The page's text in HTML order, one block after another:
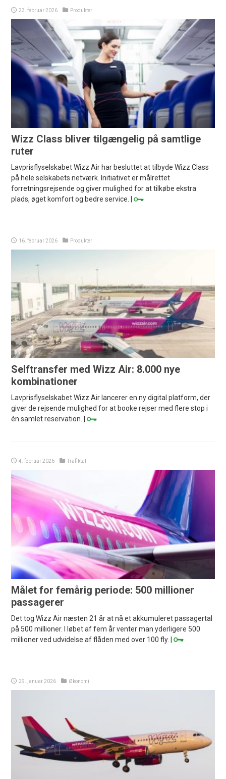
23. februar 2026 Produkter
Wizz Class bliver tilgængelig på samtlige
ruter
Lavprisflyselskabet Wizz Air har besluttet at tilbyde Wizz Class
på hele selskabets netværk. Initiativet er målrettet
forretningsrejsende og giver mulighed for at tilkøbe ekstra
plads, øget komfort og bedre service. |
16. februar 2026 Produkter
Selftransfer med Wizz Air: 8.000 nye
kombinationer
Lavprisflyselskabet Wizz Air lancerer en ny digital platform, der
giver de rejsende mulighed for at booke rejser med flere stop i
én samlet reservation. |
4. februar 2026 Trafiktal
Målet for femårig periode: 500 millioner
passagerer
Det tog Wizz Air næsten 21 år at nå et akkumuleret passagertal
på 500 millioner. I løbet af fem år venter man yderligere 500
millioner ved udvidelse af flåden med over 100 fly. |
29. januar 2026 Økonomi